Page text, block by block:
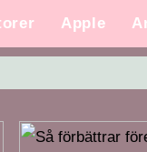
Apple